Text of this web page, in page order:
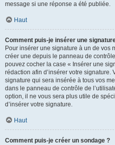
message si une réponse a été publiée.
Haut
Comment puis-je insérer une
Pour insérer une signature à un de vos
créer une depuis le panneau de
pouvez cocher la case « Insérer une
rédaction afin d’insérer votre signature.
signature qui sera insérée à tous vos
dans le panneau de contrôle de
option, il ne vous sera plus utile de
d’insérer votre signature.
Haut
Comment puis-je créer un sondage ?